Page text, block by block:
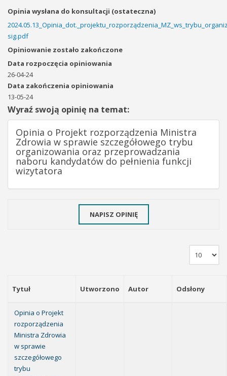
Opinia wysłana do konsultacji (ostateczna)
sig.pdf
Opiniowanie zostało zakończone
Data rozpoczęcia opiniowania
26-04-24
Data zakończenia opiniowania
13-05-24
Wyraź swoją opinię na temat:
Opinia o Projekt rozporządzenia Ministra
Zdrowia w sprawie szczegółowego trybu
organizowania oraz przeprowadzania
naboru kandydatów do pełnienia funkcji
wizytatora
NAPISZ OPINIĘ
Tytuł Utworzono Autor Odsłony
Opinia o Projekt
rozporządzenia
Ministra Zdrowia
w sprawie
szczegółowego
trybu